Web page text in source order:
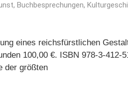
, Buchbesprechungen,
eines reichsfürstlichen
100,00 €. ISBN 978-3-
der größten